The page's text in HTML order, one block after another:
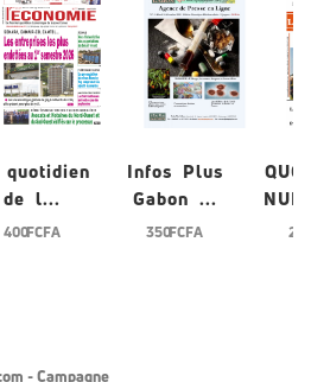
quotidien
de l...
400 FCFA
Infos Plus
Gabon ...
350 FCFA